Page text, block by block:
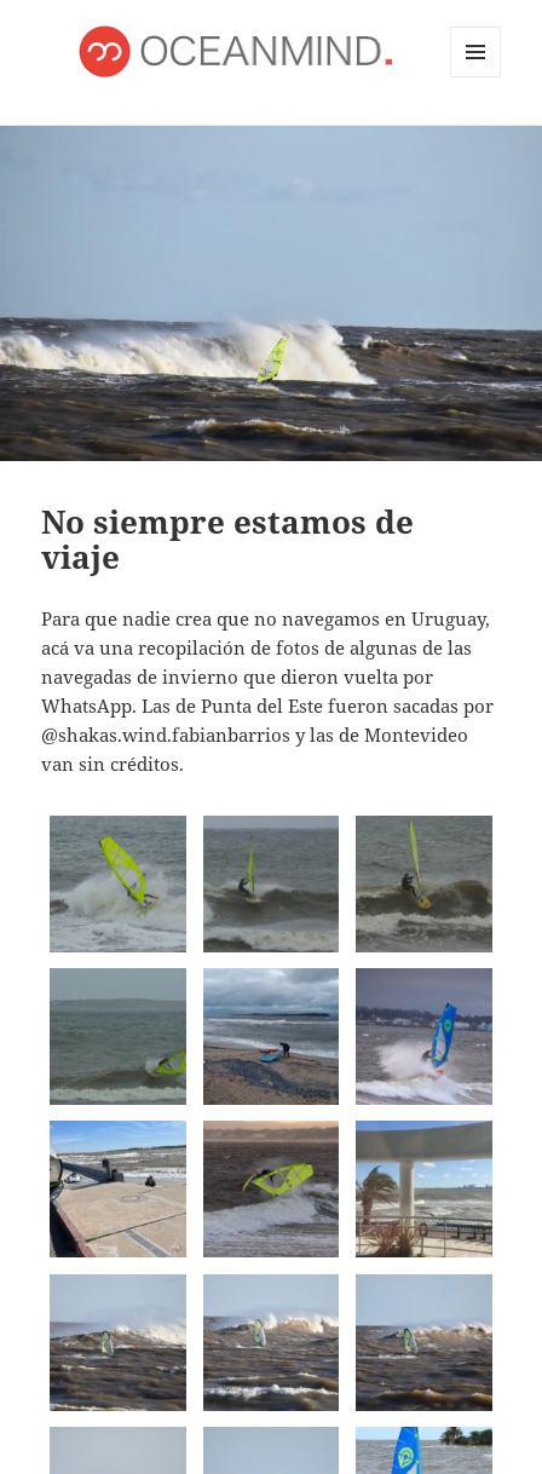
OCEANMIND
WIDGETS
No siempre estamos de
viaje
Para que nadie crea que no navegamos en Uruguay,
acá va una recopilación de fotos de algunas de las
navegadas de invierno que dieron vuelta por
WhatsApp. Las de Punta del Este fueron sacadas por
@shakas.wind.fabianbarrios y las de Montevideo
van sin créditos.